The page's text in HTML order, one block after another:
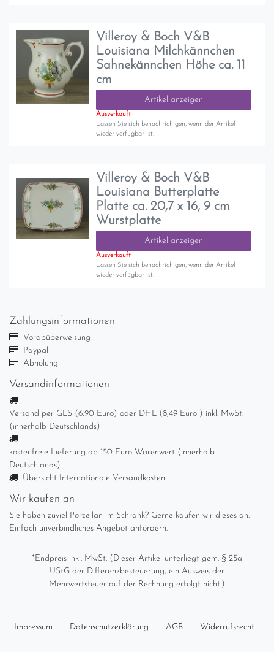
Villeroy & Boch V&B
Louisiana Milchkännchen
Sahnekännchen Höhe ca. 11
cm
Artikel anzeigen
Ausverkauft
Lassen Sie sich benachrichigen, wenn der Artikel
wieder verfügbar ist.
Villeroy & Boch V&B
Louisiana Butterplatte
Platte ca. 20,7 x 16, 9 cm
Wurstplatte
Artikel anzeigen
Ausverkauft
Lassen Sie sich benachrichigen, wenn der Artikel
wieder verfügbar ist.
Zahlungsinformationen
Vorabüberweisung
Paypal
Abholung
Versandinformationen
Versand per GLS (6,90 Euro) oder DHL (8,49 Euro ) inkl. MwSt.
(innerhalb Deutschlands)
kostenfreie Lieferung ab 150 Euro Warenwert (innerhalb
Deutschlands)
Übersicht Internationale Versandkosten
Wir kaufen an
Sie haben zuviel Porzellan im Schrank? Gerne kaufen wir dieses an.
Einfach unverbindliches Angebot anfordern.
*Endpreis inkl. MwSt. (Dieser Artikel unterliegt gem. § 25a
UStG der Differenzbesteuerung, ein Ausweis der
Mehrwertsteuer auf der Rechnung erfolgt nicht.)
Impressum Daten­schutz­erklärung AGB Widerrufs­recht